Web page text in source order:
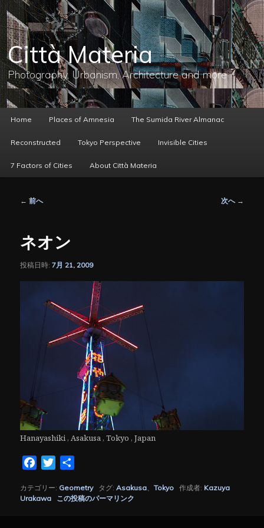
メ
イ
ン
コ
ン
テ
ン
へ
移
動
Città Materia
Photography, Urbanism, Architecture and more
ー
Home Places of Amnesia The Sumida River Almanac
Reconstructed Tokyo Perspective Invisible Cities
7 Factors of Cities About Città Materia
ゲ
シ
← 前へ 次へ →
ネオン
投稿日時:7月 21, 2009
Hanayashiki , Asakusa , Tokyo , Japan
FacebookTwitter
カテゴリー: Geometryタグ:Asakusa、Tokyo 作成者: Kazuya
Urakawa
この投稿のパーマリンク